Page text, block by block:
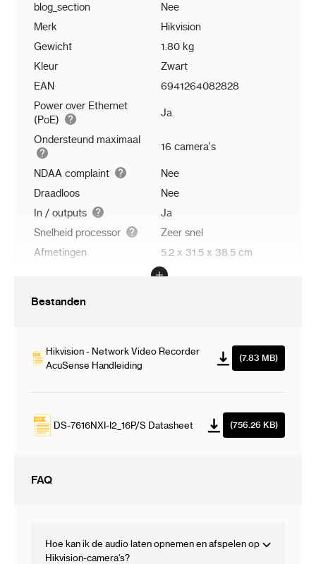
blog_section
Nee
Merk
Hikvision
Gewicht
1.80 kg
Kleur
Zwart
EAN
6941264082828
Power over Ethernet
(PoE)
Ja
Ondersteund maximaal
16 camera's
NDAA complaint
Nee
Draadloos
Nee
In / outputs
Ja
Snelheid processor
Zeer snel
Afmetingen
5.2 x 31.5 x 38.5 cm
Bestanden
Hikvision - Network Video Recorder
AcuSense Handleiding
(7.83 MB)
DS-7616NXI-I2_16P/S Datasheet (756.26 KB)
FAQ
Hoe kan ik de audio laten opnemen en afspelen op
Hikvision-camera's?